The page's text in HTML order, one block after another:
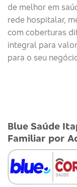
de melhor em
rede hospitalar,
com coberturas
integral para
para o seu
Blue Saúde
Familiar por